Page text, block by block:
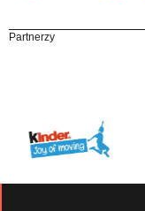
Partnerzy